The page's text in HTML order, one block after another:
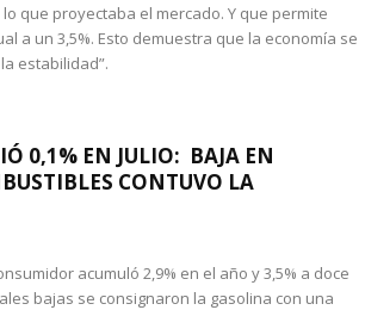
que proyectaba el mercado. Y que permite
a un 3,5%. Esto demuestra que la economía se
estabilidad”.
0,1% EN JULIO: BAJA EN
CONTUVO LA
acumuló 2,9% en el año y 3,5% a doce
bajas se consignaron la gasolina con una